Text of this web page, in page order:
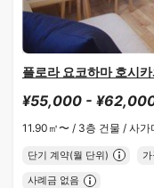
플로라 요코하마 호시
¥55,000 -
11.90㎡〜 / 3층 건물 / 사가
단기 계약(월 단위)
사례금 없음